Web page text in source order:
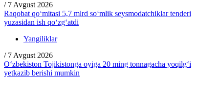
/ 7 Avgust 2026
Raqobat qo‘mitasi 5,7 mlrd so‘mlik seysmodatchiklar tenderi
yuzasidan ish qo‘zg‘atdi
Yangiliklar
/ 7 Avgust 2026
O‘zbekiston Tojikistonga oyiga 20 ming tonnagacha yoqilg‘i
yetkazib berishi mumkin